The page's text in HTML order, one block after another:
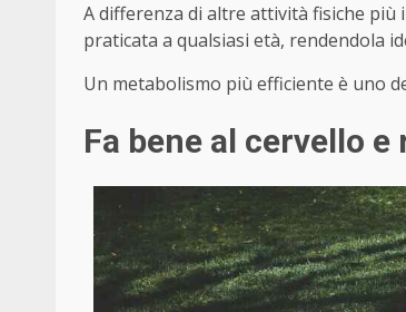
A differenza di altre attività fisiche più
praticata a qualsiasi età, rendendola
Un metabolismo più efficiente è uno
Fa bene al cervello